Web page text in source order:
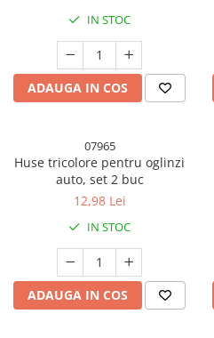
Ustensile pentru Bucătărie
Veselă pentru Masă
Articole pentru Casa si Curatenie
Accesorii Ingrijire Casa
Diverse Casa
Incalzire si climatizare
Lumanari
Maturi, Perii, Mopuri si Galeti
Perne Voiaj, Paturi si Textile
Produse Curatenie
Produse ingrijire incaltaminte
Radiatoare si Seminee electrice
Baloane si Accesorii Absolvire
Baloane si Accesorii Halloween
Banda adeziva
Costume si Deghizare
Fete Masa si Perdele Franjurate
Lumanari si Toppere
Pompe Baloane
Seturi si Arcade Baloane
Tematica Nunta
Iluminat Festiv
Instalatii de Craciun
Liniar / Sir
Ornamente Brad
Kendama Silken V3 King Size
Kendama Super Sticky V2 Cupe
Mari
IN STOC
ADAUGA IN COS
07965
Huse tricolore pentru oglinzi
auto, set 2 buc
12,98 Lei
IN STOC
ADAUGA IN COS